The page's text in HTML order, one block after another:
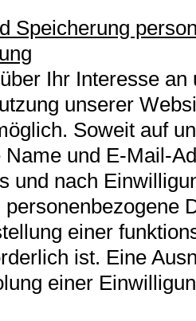
Speicherung
Ihr Interesse
unserer
Soweit auf
und E-Mail-
und nach
einer
ist. Eine
einer